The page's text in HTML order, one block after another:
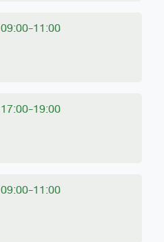
09:00-11:00
17:00-19:00
09:00-11:00